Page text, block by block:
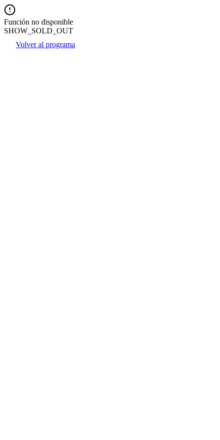
Función no disponible
SHOW_SOLD_OUT
Volver al programa